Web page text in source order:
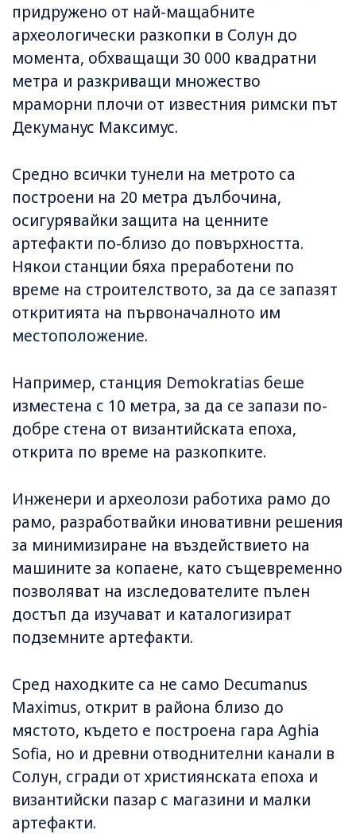
придружено от най-мащабните
археологически разкопки в Солун до
момента, обхващащи 30 000 квадратни
метра и разкриващи множество
мраморни плочи от известния римски път
Декуманус Максимус.
Средно всички тунели на метрото са
построени на 20 метра дълбочина,
осигурявайки защита на ценните
артефакти по-близо до повърхността.
Някои станции бяха преработени по
време на строителството, за да се запазят
откритията на първоначалното им
местоположение.
Например, станция Demokratias беше
изместена с 10 метра, за да се запази по-
добре стена от византийската епоха,
открита по време на разкопките.
Инженери и археолози работиха рамо до
рамо, разработвайки иновативни решения
за минимизиране на въздействието на
машините за копаене, като същевременно
позволяват на изследователите пълен
достъп да изучават и каталогизират
подземните артефакти.
Сред находките са не само Decumanus
Maximus, открит в района близо до
мястото, където е построена гара Aghia
Sofia, но и древни отводнителни канали в
Солун, сгради от християнската епоха и
византийски пазар с магазини и малки
артефакти.